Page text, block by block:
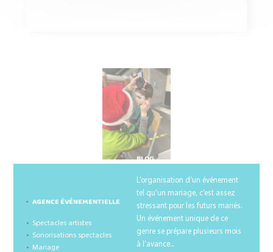
AGENCE ÉVÉNEMENTIELLE
Spectacles artistes
Sonorisations spectacles
Mariage
BLOG
L’organisation d’un événement
tel qu’un mariage, c’est assez
stressant pour les futurs mariés.
Un événement unique de ce
genre se prépare plusieurs mois
à l’avance...